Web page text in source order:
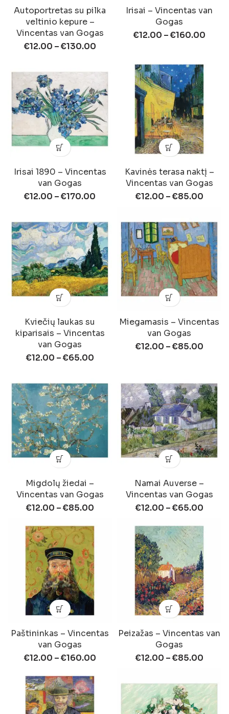
Autoportretas su pilka
veltinio kepure –
Vincentas van Gogas
€12.00 –€130.00
Irisai – Vincentas van
Gogas
€12.00 –€160.00
Irisai 1890 – Vincentas
van Gogas
€12.00 –€170.00
Kavinės terasa naktį –
Vincentas van Gogas
€12.00 –€85.00
Kviečių laukas su
kiparisais – Vincentas
van Gogas
€12.00 –€65.00
Miegamasis – Vincentas
van Gogas
€12.00 –€85.00
Migdolų žiedai –
Vincentas van Gogas
€12.00 –€85.00
Namai Auverse –
Vincentas van Gogas
€12.00 –€65.00
Paštininkas – Vincentas
van Gogas
€12.00 –€160.00
Peizažas – Vincentas van
Gogas
€12.00 –€85.00